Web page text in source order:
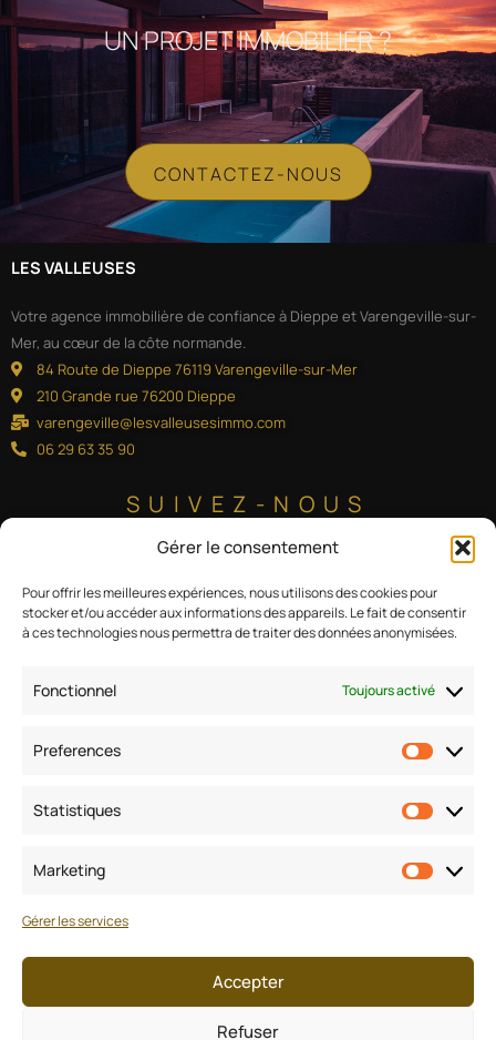
Gérer le consentement
Pour offrir les meilleures expériences, nous utilisons des cookies pour
stocker et/ou accéder aux informations des appareils. Le fait de consentir
à ces technologies nous permettra de traiter des données anonymisées.
Fonctionnel Toujours activé
Preferences
Statistiques
Marketing
Gérer les services
Accepter
Refuser
UN PROJET IMMOBILIER ?
CONTACTEZ-NOUS
LES VALLEUSES
Votre agence immobilière de confiance à Dieppe et Varengeville-sur-
Mer, au cœur de la côte normande.
84 Route de Dieppe 76119 Varengeville-sur-Mer
210 Grande rue 76200 Dieppe
varengeville@lesvalleusesimmo.com
06 29 63 35 90
SUIVEZ-NOUS
Estimer mon bien
Politique des cookies